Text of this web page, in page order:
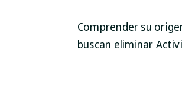
Comprender su
buscan eliminar